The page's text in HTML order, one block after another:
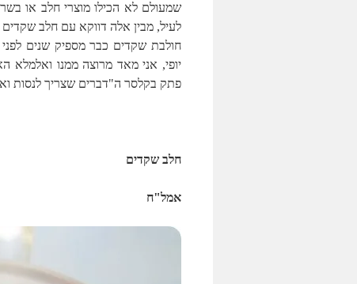
שמעולם לא הכילו מוצרי חלב או
לעיל, מבין אלה דווקא עם חלב
חולבת שקדים כבר מספיק שנים
יופי, אני מאד מרוצה ממנו ואלמלא
פתק בקלסר ה"דברים שצריך לנסות
חלב שקדים
אמל"ח